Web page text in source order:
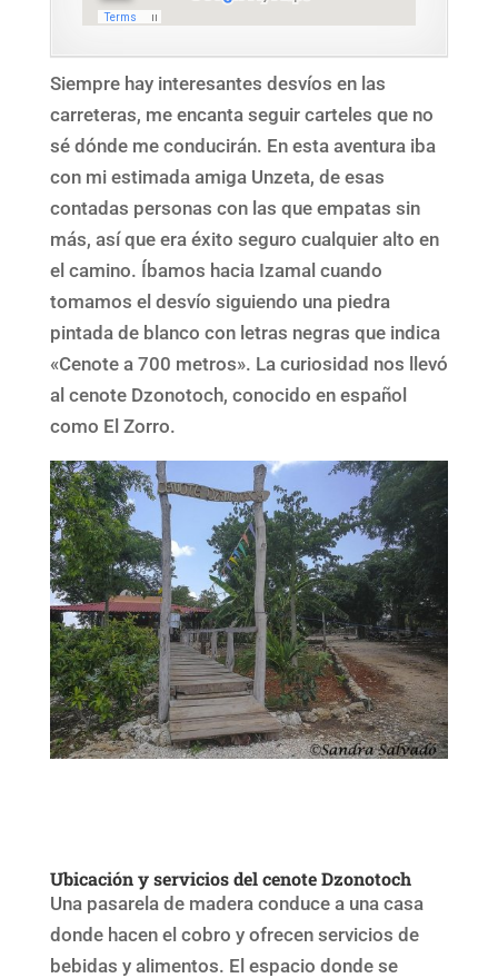
Siempre hay interesantes desvíos en las
carreteras, me encanta seguir carteles que no
sé dónde me conducirán. En esta aventura iba
con mi estimada amiga Unzeta, de esas
contadas personas con las que empatas sin
más, así que era éxito seguro cualquier alto en
el camino. Íbamos hacia Izamal cuando
tomamos el desvío siguiendo una piedra
pintada de blanco con letras negras que indica
«Cenote a 700 metros». La curiosidad nos llevó
al cenote Dzonotoch, conocido en español
como El Zorro.
Ubicación y servicios del cenote Dzonotoch
Una pasarela de madera conduce a una casa
donde hacen el cobro y ofrecen servicios de
bebidas y alimentos. El espacio donde se